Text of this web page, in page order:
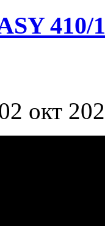
410/
окт